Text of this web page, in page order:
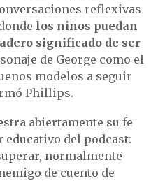
reflexivas
los niños puedan
significado de ser
de George como el
modelos a seguir
Phillips.
abiertamente su fe
educativo del podcast:
normalmente
de cuento de